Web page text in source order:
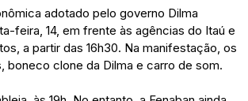
adotado pelo governo Dilma
feira, 14, em frente às agências do Itaú e
a partir das 16h30. Na manifestação, os
boneco clone da Dilma e carro de som.